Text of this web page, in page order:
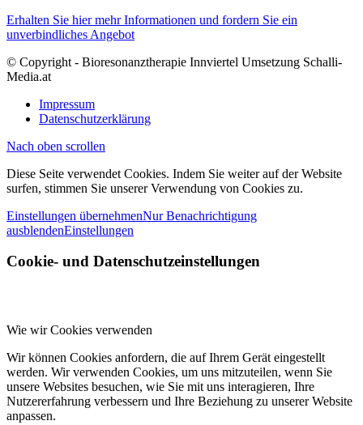
Erhalten Sie hier mehr Informationen und fordern Sie ein
unverbindliches Angebot
© Copyright - Bioresonanztherapie Innviertel Umsetzung Schalli-
Media.at
Impressum
Datenschutzerklärung
Nach oben scrollen
Diese Seite verwendet Cookies. Indem Sie weiter auf der Website
surfen, stimmen Sie unserer Verwendung von Cookies zu.
Einstellungen übernehmenNur Benachrichtigung
ausblendenEinstellungen
Cookie- und Datenschutzeinstellungen
Wie wir Cookies verwenden
Wir können Cookies anfordern, die auf Ihrem Gerät eingestellt
werden. Wir verwenden Cookies, um uns mitzuteilen, wenn Sie
unsere Websites besuchen, wie Sie mit uns interagieren, Ihre
Nutzererfahrung verbessern und Ihre Beziehung zu unserer Website
anpassen.